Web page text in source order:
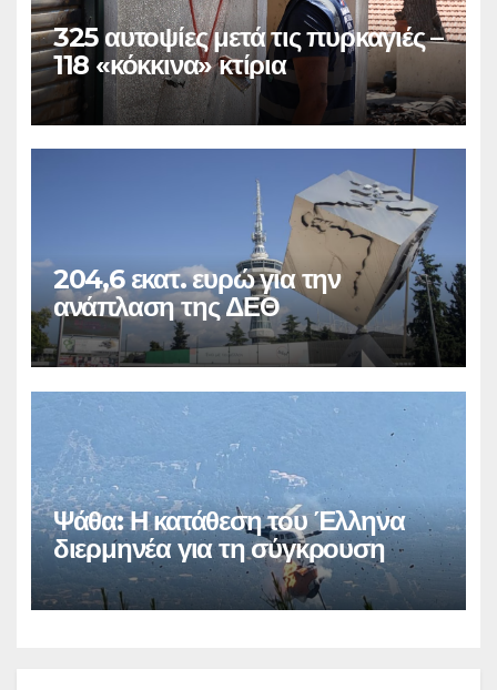
325 αυτοψίες μετά τις πυρκαγιές –
118 «κόκκινα» κτίρια
204,6 εκατ. ευρώ για την
ανάπλαση της ΔΕΘ
Ψάθα: Η κατάθεση του Έλληνα
διερμηνέα για τη σύγκρουση